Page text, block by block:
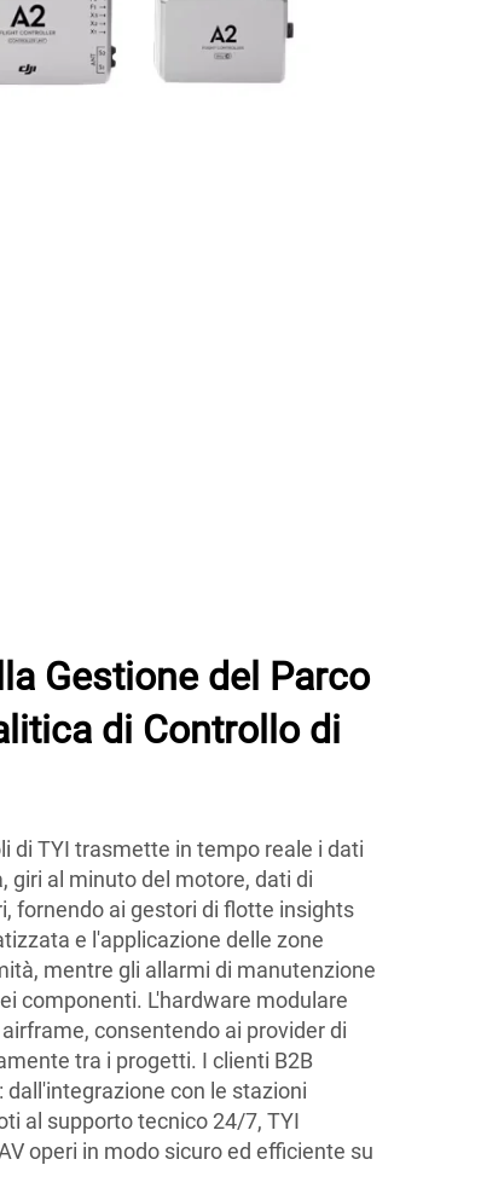
Gestione del Parco
di Controllo di
di TYI trasmette in tempo reale i dati
giri al minuto del motore, dati di
fornendo ai gestori di flotte insights
e l'applicazione delle zone
mentre gli allarmi di manutenzione
componenti. L'hardware modulare
consentendo ai provider di
tra i progetti. I clienti B2B
con le stazioni
al supporto tecnico 24/7, TYI
operi in modo sicuro ed efficiente su